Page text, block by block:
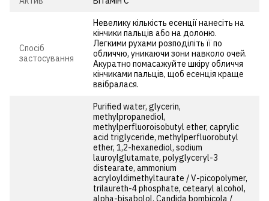
Спосіб
застосування
Невелику кількість есенції нанесіть на
кінчики пальців або на долоню.
Легкими рухами розподіліть її по
обличчю, уникаючи зони навколо очей.
Акуратно помасажуйте шкіру обличчя
кінчиками пальців, щоб есенція краще
ввібралася.
Purified water, glycerin,
methylpropanediol,
methylperfluoroisobutyl ether, caprylic
acid triglyceride, methylperfluorobutyl
ether, 1,2-hexanediol, sodium
lauroylglutamate, polyglyceryl-3
distearate, ammonium
acryloyldimethyltaurate / V-picopolymer,
trilaureth-4 phosphate, cetearyl alcohol,
alpha-bisabolol, Candida bombicola /